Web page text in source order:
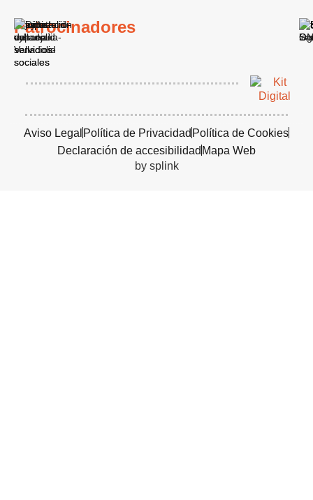
Patrocinadores
Aviso Legal Política de Privacidad Política de Cookies
Declaración de accesibilidad Mapa Web
by splink